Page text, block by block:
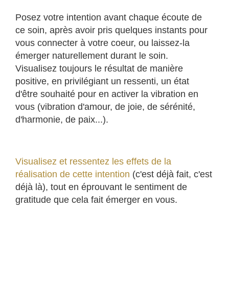
Posez votre intention avant chaque écoute de
ce soin, après avoir pris quelques instants pour
vous connecter à votre coeur, ou laissez-la
émerger naturellement durant le soin.
Visualisez toujours le résultat de manière
positive, en privilégiant un ressenti, un état
d'être souhaité pour en activer la vibration en
vous (vibration d'amour, de joie, de sérénité,
d'harmonie, de paix...).
Visualisez et ressentez les effets de la
réalisation de cette intention (c'est déjà fait, c'est
déjà là), tout en éprouvant le sentiment de
gratitude que cela fait émerger en vous.